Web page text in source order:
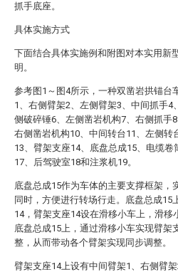
抓手底座。
具体实施方式
下面结合具体实施例和附图对本实用新
明。
参考图1～图4所示，一种双凿岩拱锚台
1、右侧臂架2、左侧臂架3、中间抓手4
侧破碎锤6、左侧凿岩机构7、右侧抓手8
右侧凿岩机构10、中间转台11、左侧转
13、臂架支座14、底盘总成15、电缆卷
17、后驾驶室18和注浆机19。
底盘总成15作为车体的主要支撑框架，
同时，方便进行转场行走。底盘总成15
14，臂架支座14设在滑移小车上，滑移
底盘总成15上，通过滑移小车实现臂架
整，从而带动各个臂架实现同步调整。
臂架支座14上设有中间臂架1、右侧臂架